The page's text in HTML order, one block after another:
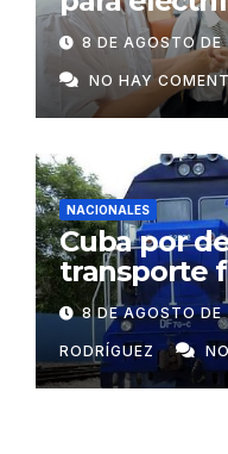
rurales
respaldo
centros
8 DE AGOSTO
NO HAY
NACIONALES
Cuba por
transporte
con Rusia
8 DE AGOSTO
RODRÍGUEZ